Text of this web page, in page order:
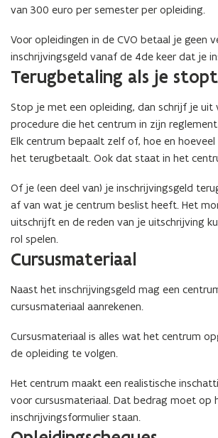
van 300 euro per semester per opleiding.
Voor opleidingen in de CVO betaal je geen
inschrijvingsgeld vanaf de 4de keer dat je
Terugbetaling als je stopt
Stop je met een opleiding, dan schrijf je uit
procedure die het centrum in zijn
Elk centrum bepaalt zelf of, hoe en hoeveel
het terugbetaalt. Ook dat staat in het
Of je (een deel van) je inschrijvingsgeld
af van wat je centrum beslist heeft. Het
uitschrijft en de reden van je uitschrijving
rol spelen.
Cursusmateriaal
Naast het inschrijvingsgeld mag een
cursusmateriaal aanrekenen.
Cursusmateriaal is alles wat het centrum
de opleiding te volgen.
Het centrum maakt een realistische
voor cursusmateriaal. Dat bedrag moet op
inschrijvingsformulier staan.